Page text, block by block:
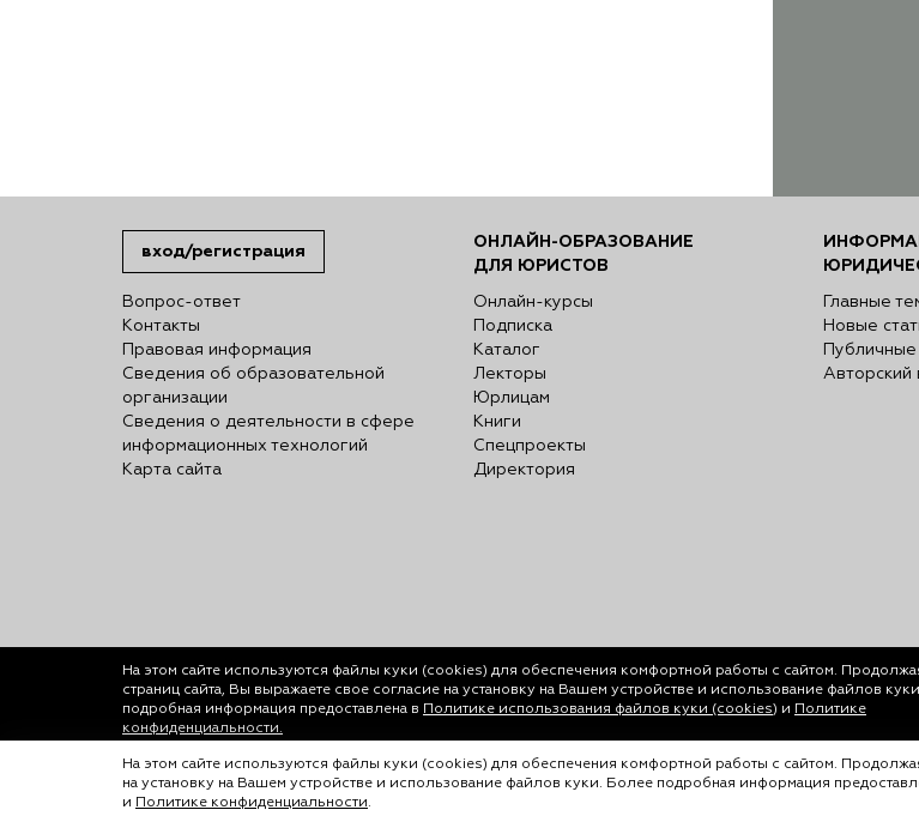
вход/регистрация
Вопрос-ответ
Контакты
Правовая информация
Сведения об образовательной
организации
Сведения о деятельности в сфере
информационных технологий
Карта сайта
ОНЛАЙН-ОБРАЗОВАНИЕ
ДЛЯ ЮРИСТОВ
Онлайн-курсы
Подписка
Каталог
Лекторы
Юрлицам
Книги
Спецпроекты
Директория
Главные
Новые
Авторский
На этом сайте используются файлы куки (cookies) для обеспечения комфортной работы с сайтом.
страниц сайта, Вы выражаете свое согласие на установку на Вашем устройстве и использование файлов
подробная информация предоставлена в Политике использования файлов куки (cookies) и Политике
конфиденциальности.
© ООО «Лигал Академия» 2016-2026.
Любое использование объектов сайта допускается только с согласия ООО «Лигал
На этом сайте используются файлы куки (cookies) для обеспечения комфортной работы с сайтом.
на установку на Вашем устройстве и использование файлов куки. Более подробная информация
и Политике конфиденциальности.